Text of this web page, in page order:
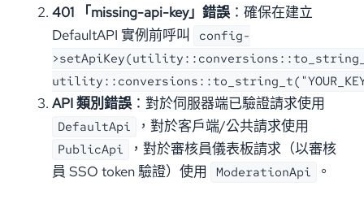
401 「missing-api-key」錯誤 ：確保在建立
DefaultAPI 實例前呼叫
config-
API 類別錯誤 ：對於伺服器端已驗證請求使用
DefaultApi ，對於客戶端/公共請求使用
PublicApi
，對於審核員儀表板請求（以審核
員 SSO token 驗證）使用
ModerationApi 。